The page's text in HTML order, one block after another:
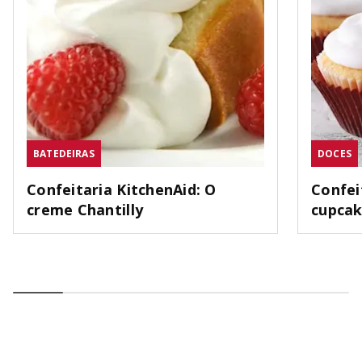
BATEDEIRAS
Confeitaria KitchenAid: O
creme Chantilly
DOCES